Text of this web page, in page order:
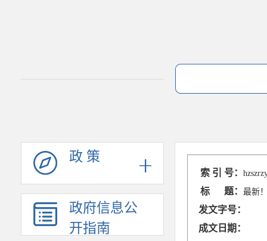
政 策
政府信息公
开指南
索 引 号：
标 题：最新
发文字号：
成文日期：